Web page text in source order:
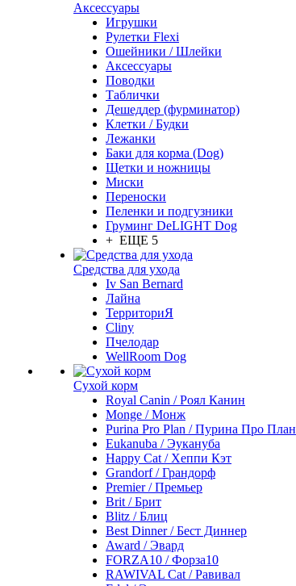
Аксессуары
Игрушки
Рулетки Flexi
Ошейники / Шлейки
Аксессуары
Поводки
Таблички
Дешеддер (фурминатор)
Клетки / Будки
Лежанки
Баки для корма (Dog)
Щетки и ножницы
Миски
Переноски
Пеленки и подгузники
Груминг DeLIGHT Dog
+ ЕЩЕ 5
Средства для ухода
Iv San Bernard
Лайна
ТерриториЯ
Cliny
Пчелодар
WellRoom Dog
Сухой корм
Royal Canin / Роял Канин
Monge / Монж
Purina Pro Plan / Пурина Про План
Eukanuba / Эукануба
Happy Cat / Хеппи Кэт
Grandorf / Грандорф
Premier / Премьер
Brit / Брит
Blitz / Блиц
Best Dinner / Бест Диннер
Award / Эвард
FORZA10 / Форза10
RAWIVAL Cat / Равивал